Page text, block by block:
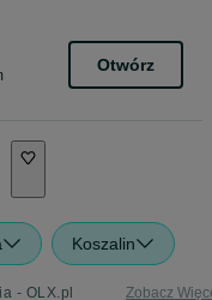
Otwórz
Koszalin
- OLX.pl Zobacz